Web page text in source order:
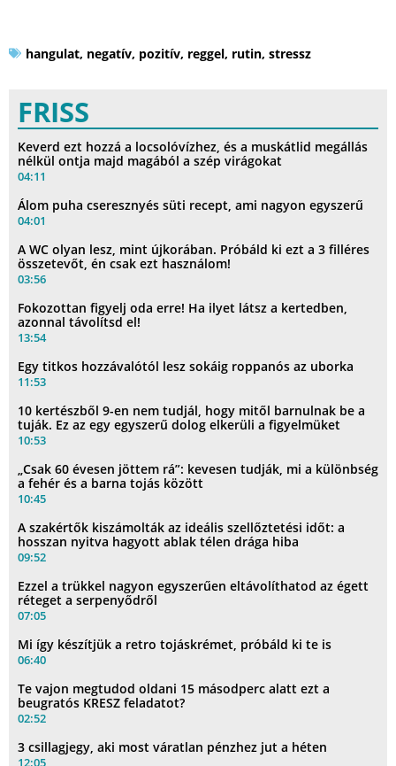
hangulat, negatív, pozitív, reggel, rutin, stressz
FRISS
Keverd ezt hozzá a locsolóvízhez, és a muskátlid megállás
nélkül ontja majd magából a szép virágokat
04:11
Álom puha cseresznyés süti recept, ami nagyon egyszerű
04:01
A WC olyan lesz, mint újkorában. Próbáld ki ezt a 3 filléres
összetevőt, én csak ezt használom!
03:56
Fokozottan figyelj oda erre! Ha ilyet látsz a kertedben,
azonnal távolítsd el!
13:54
Egy titkos hozzávalótól lesz sokáig roppanós az uborka
11:53
10 kertészből 9-en nem tudjál, hogy mitől barnulnak be a
tuják. Ez az egy egyszerű dolog elkerüli a figyelmüket
10:53
„Csak 60 évesen jöttem rá”: kevesen tudják, mi a különbség
a fehér és a barna tojás között
10:45
A szakértők kiszámolták az ideális szellőztetési időt: a
hosszan nyitva hagyott ablak télen drága hiba
09:52
Ezzel a trükkel nagyon egyszerűen eltávolíthatod az égett
réteget a serpenyődről
07:05
Mi így készítjük a retro tojáskrémet, próbáld ki te is
06:40
Te vajon megtudod oldani 15 másodperc alatt ezt a
beugratós KRESZ feladatot?
02:52
3 csillagjegy, aki most váratlan pénzhez jut a héten
12:05